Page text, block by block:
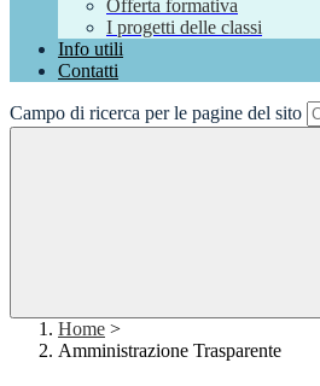
Offerta formativa
I progetti delle classi
Info utili
Contatti
Campo di ricerca per le pagine del sito
Home >
Amministrazione Trasparente